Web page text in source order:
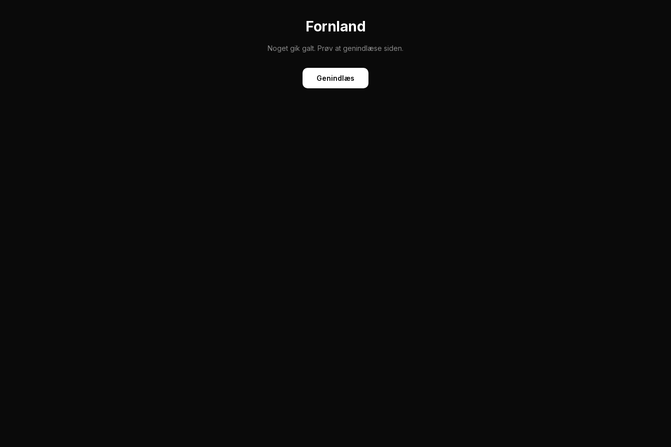
Fornland
Noget gik galt. Prøv at genindlæse siden.
Genindlæs